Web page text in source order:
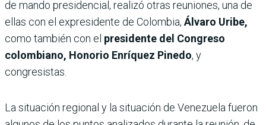
de mando presidencial, realizó otras reuniones, una de
ellas con el expresidente de Colombia, Álvaro Uribe,
como también con el presidente del Congreso
colombiano, Honorio Enríquez Pinedo, y
congresistas.
La situación regional y la situación de Venezuela fueron